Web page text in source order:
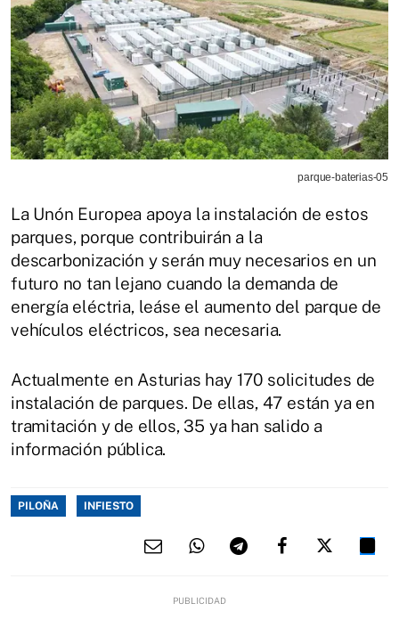
parque-baterias-05
La Unón Europea apoya la instalación de estos
parques, porque contribuirán a la
descarbonización y serán muy necesarios en un
futuro no tan lejano cuando la demanda de
energía eléctria, leáse el aumento del parque de
vehículos eléctricos, sea necesaria.
Actualmente en Asturias hay 170 solicitudes de
instalación de parques. De ellas, 47 están ya en
tramitación y de ellos, 35 ya han salido a
información pública.
PILOÑA INFIESTO